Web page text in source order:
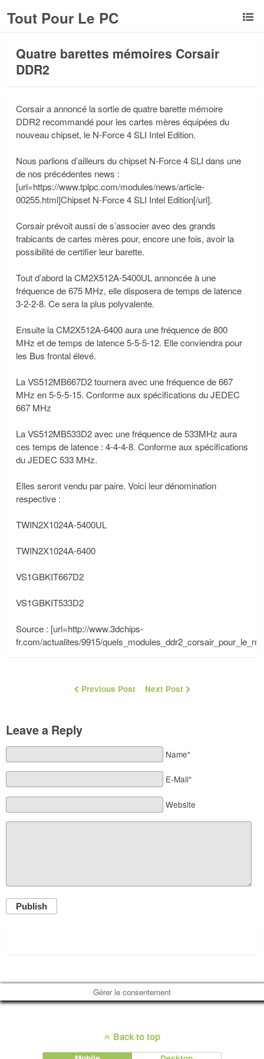
Tout Pour Le PC
Quatre barettes mémoires Corsair
DDR2
Corsair a annoncé la sortie de quatre barette mémoire
DDR2 recommandé pour les cartes mères équipées du
nouveau chipset, le N-Force 4 SLI Intel Edition.
Nous parlions d’ailleurs du chipset N-Force 4 SLI dans une
de nos précédentes news :
[url=https://www.tplpc.com/modules/news/article-
00255.html]Chipset N-Force 4 SLI Intel Edition[/url].
Corsair prévoit aussi de s’associer avec des grands
frabicants de cartes mères pour, encore une fois, avoir la
possibilité de certifier leur barette.
Tout d’abord la CM2X512A-5400UL annoncée à une
fréquence de 675 MHz, elle disposera de temps de latence
3-2-2-8. Ce sera la plus polyvalente.
Ensuite la CM2X512A-6400 aura une fréquence de 800
MHz et de temps de latence 5-5-5-12. Elle conviendra pour
les Bus frontal élevé.
La VS512MB667D2 tournera avec une fréquence de 667
MHz en 5-5-5-15. Conforme aux spécifications du JEDEC
667 MHz
La VS512MB533D2 avec une fréquence de 533MHz aura
ces temps de latence : 4-4-4-8. Conforme aux spécifications
du JEDEC 533 MHz.
Elles seront vendu par paire. Voici leur dénomination
respective :
TWIN2X1024A-5400UL
TWIN2X1024A-6400
VS1GBKIT667D2
VS1GBKIT533D2
Source : [url=http://www.3dchips-
fr.com/actualites/9915/
Previous Post Next Post
Leave a Reply
Name*
E-Mail*
Website
Publish
Gérer le consentement
Back to top